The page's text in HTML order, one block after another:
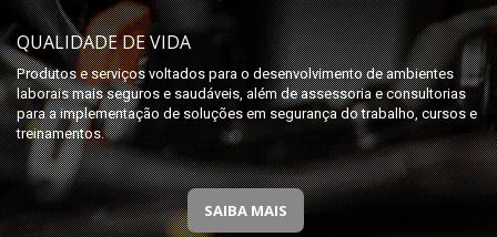
QUALIDADE DE VIDA
Produtos e serviços voltados para o desenvolvimento de ambientes
laborais mais seguros e saudáveis, além de assessoria e consultorias
para a implementação de soluções em segurança do trabalho, cursos e
treinamentos.
SAIBA MAIS